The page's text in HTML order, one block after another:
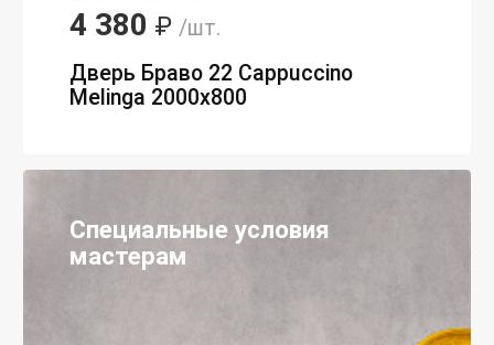
4 380 ₽ /шт.
Дверь Браво 22 Cappuccino
Melinga 2000х800
Специальные условия
мастерам